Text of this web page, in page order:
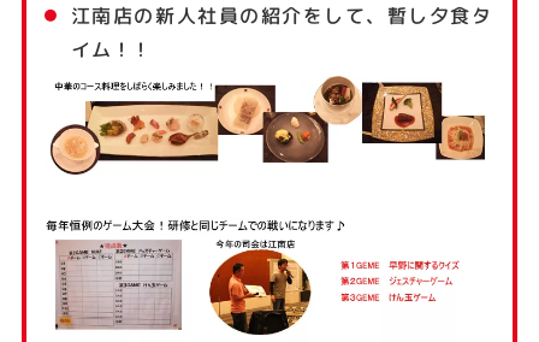
江南店の新人社員の紹介をして、暫し夕食タ
イム！！